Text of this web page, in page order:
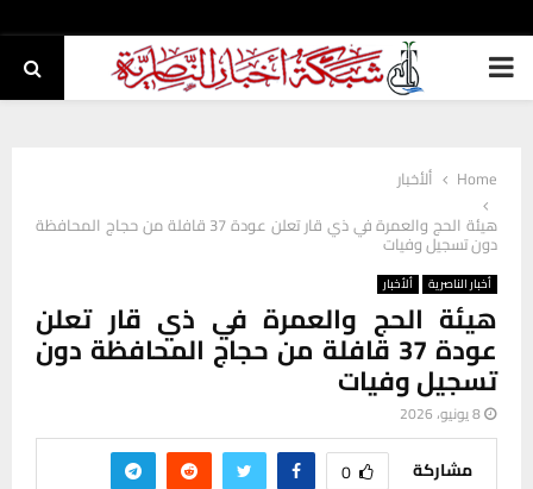
PRIMARY
Home
ألأخبار
هيئة الحج والعمرة في ذي قار تعلن عودة 37 قافلة من حجاج المحافظة
دون تسجيل وفيات
أخبار الناصرية ألأخبار
هيئة الحج والعمرة في ذي قار تعلن
عودة 37 قافلة من حجاج المحافظة دون
تسجيل وفيات
8 يونيو، 2026
مشاركة 0